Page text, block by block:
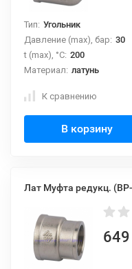
Тип: Угольник
Давление (max), бар: 30
t (max), °С: 200
Материал: латунь
К сравнению
В корзину
Лат Муфта редукц.
649